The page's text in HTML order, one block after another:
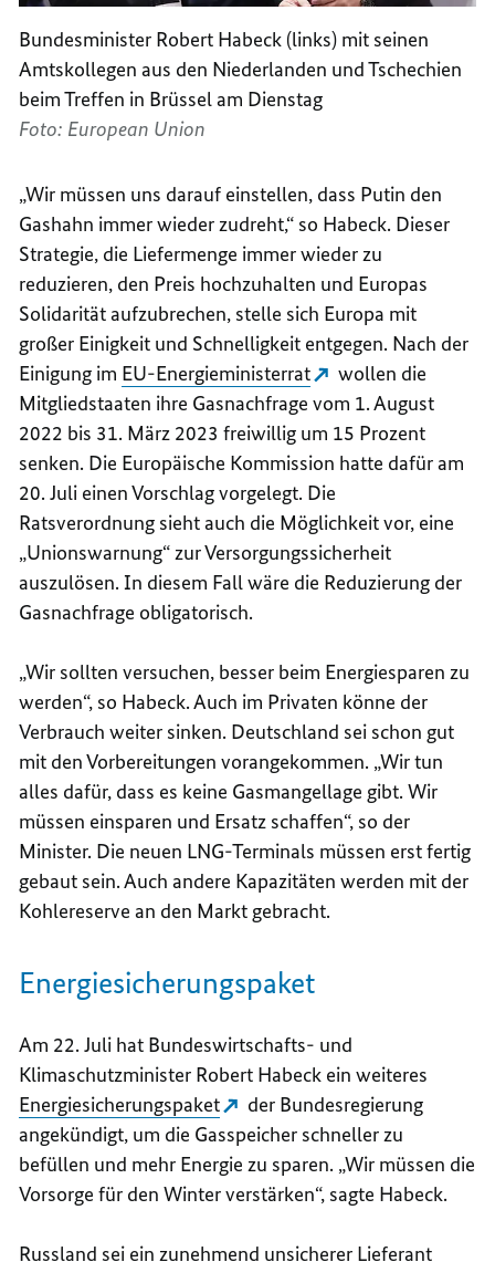
Bundesminister Robert Habeck (links) mit seinen
Amtskollegen aus den Niederlanden und Tschechien
beim Treffen in Brüssel am Dienstag
Foto: European Union
„Wir müssen uns darauf einstellen, dass Putin den
Gashahn immer wieder zudreht,“ so Habeck. Dieser
Strategie, die Liefermenge immer wieder zu
reduzieren, den Preis hochzuhalten und Europas
Solidarität aufzubrechen, stelle sich Europa mit
großer Einigkeit und Schnelligkeit entgegen. Nach der
Einigung im EU-Energieministerrat
wollen die
Mitgliedstaaten ihre Gasnachfrage vom 1. August
2022 bis 31. März 2023 freiwillig um 15 Prozent
senken. Die Europäische Kommission hatte dafür am
20. Juli einen Vorschlag vorgelegt. Die
Ratsverordnung sieht auch die Möglichkeit vor, eine
„Unionswarnung“ zur Versorgungssicherheit
auszulösen. In diesem Fall wäre die Reduzierung der
Gasnachfrage obligatorisch.
„Wir sollten versuchen, besser beim Energiesparen zu
werden“, so Habeck. Auch im Privaten könne der
Verbrauch weiter sinken. Deutschland sei schon gut
mit den Vorbereitungen vorangekommen. „Wir tun
alles dafür, dass es keine Gasmangellage gibt. Wir
müssen einsparen und Ersatz schaffen“, so der
Minister. Die neuen LNG-Terminals müssen erst fertig
gebaut sein. Auch andere Kapazitäten werden mit der
Kohlereserve an den Markt gebracht.
Energiesicherungspaket
Am 22. Juli hat Bundeswirtschafts- und
Klimaschutzminister Robert Habeck ein weiteres
Energiesicherungspaket
der Bundesregierung
angekündigt, um die Gasspeicher schneller zu
befüllen und mehr Energie zu sparen. „Wir müssen die
Vorsorge für den Winter verstärken“, sagte Habeck.
Russland sei ein zunehmend unsicherer Lieferant